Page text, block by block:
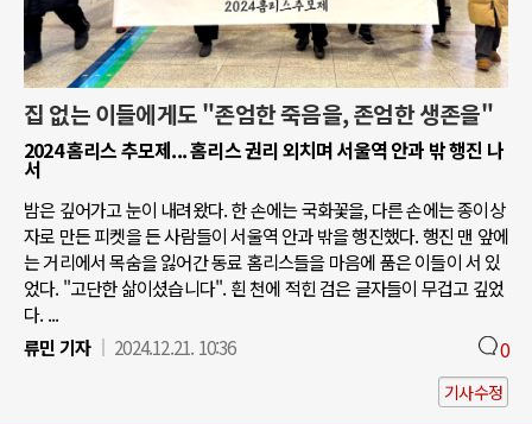
집 없는 이들에게도 "존엄한 죽음을, 존엄한 생존을"
2024 홈리스 추모제... 홈리스 권리 외치며 서울역 안과 밖 행진 나
서
밤은 깊어가고 눈이 내려왔다. 한 손에는 국화꽃을, 다른 손에는 종이상
자로 만든 피켓을 든 사람들이 서울역 안과 밖을 행진했다. 행진 맨 앞에
는 거리에서 목숨을 잃어간 동료 홈리스들을 마음에 품은 이들이 서 있
었다. "고단한 삶이셨습니다". 흰 천에 적힌 검은 글자들이 무겁고 깊었
다. ...
류민 기자
2024.12.21. 10:36 0
기사수정